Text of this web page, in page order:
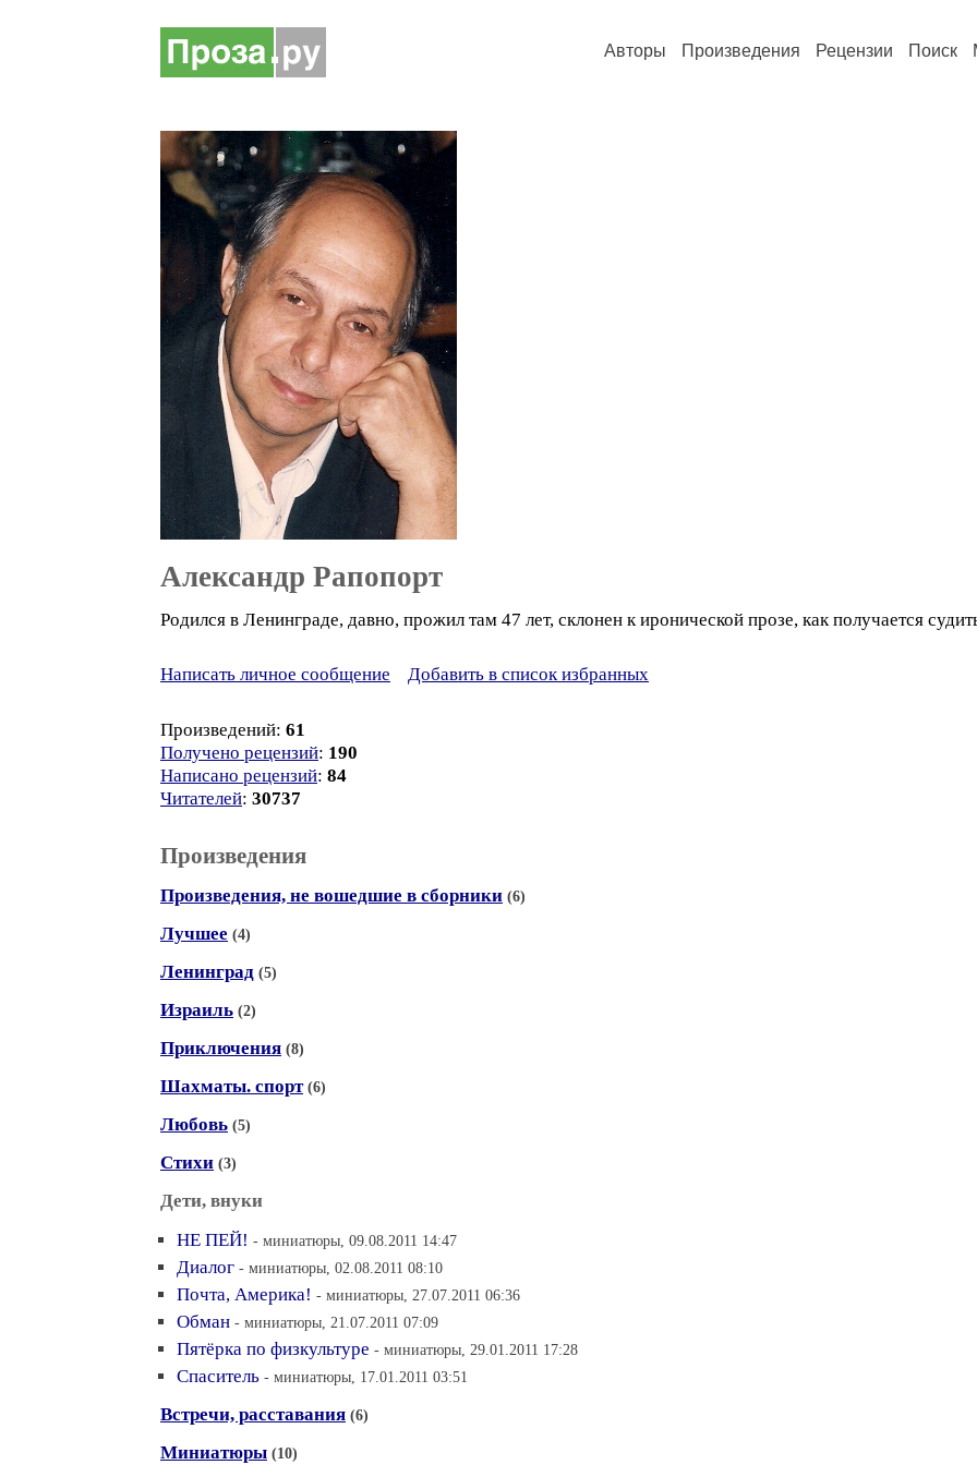
Авторы Произведения Рецензии Поиск
Александр Рапопорт
Родился в Ленинграде, давно, прожил там 47 лет, склонен к иронической прозе, как получается
Написать личное сообщение Добавить в список избранных
Произведений: 61
Получено рецензий: 190
Написано рецензий: 84
Читателей: 30737
Произведения
Произведения, не вошедшие в сборники (6)
Лучшее (4)
Ленинград (5)
Израиль (2)
Приключения (8)
Шахматы. спорт (6)
Любовь (5)
Стихи (3)
Дети, внуки
НЕ ПЕЙ! - миниатюры, 09.08.2011 14:47
Диалог - миниатюры, 02.08.2011 08:10
Почта, Америка! - миниатюры, 27.07.2011 06:36
Обман - миниатюры, 21.07.2011 07:09
Пятёрка по физкультуре - миниатюры, 29.01.2011 17:28
Спаситель - миниатюры, 17.01.2011 03:51
Встречи, расставания (6)
Миниатюры (10)